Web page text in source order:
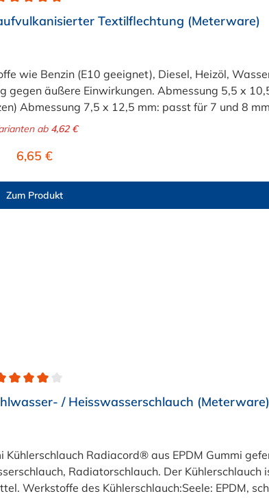
Textilflechtung (Meterware)
wie Benzin (E10 geeignet), Diesel, Heizöl,
äußere Einwirkungen. Abmessung 5,5 x
Abmessung 7,5 x 12,5 mm: passt für 7 und 8
für 9 mm Benzinschlauchanschluss
ab4,62 €
Regulärer Preis:
6,65 €
Zum Produkt
/ Heisswasserschlauch (Meterware)
Radiacord® aus EPDM Gummi
Radiatorschlauch. Der
Werkstoffe des Kühlerschlauch:Seele: EPDM,